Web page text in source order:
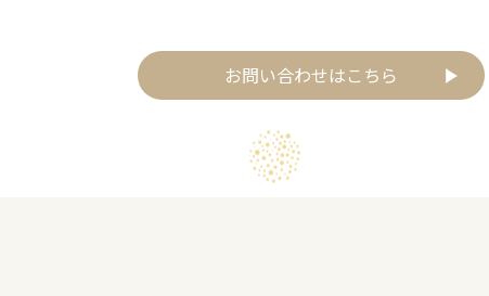
お問い合わせはこちら